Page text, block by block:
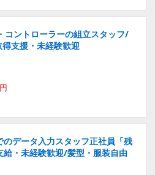
コントローラーの組立スタッフ/
支援・未経験歓迎
のデータ入力スタッフ正社員「残
・未経験歓迎/髪型・服装自由